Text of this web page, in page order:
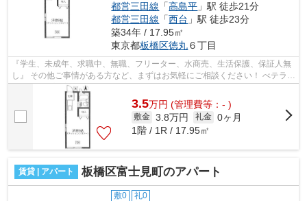
都営三田線 「高島平 」駅 徒歩21分
都営三田線 「西台 」駅 徒歩23分
築34年 / 17.95㎡
東京都板橋区徳丸６丁目
『学生、未成年、求職中、無職、フリーター、水商売、生活保護、保証人無
し』 その他ご事情がある方など、まずはお気軽にご相談ください！ べテラン
スタッフが対応致しますのでご希望...
3.5万円 (管理費等：- )
敷金 3.8万円 礼金 0ヶ月
1階 / 1R / 17.95㎡
賃貸 | アパート 板橋区富士見町のアパート
敷0 礼0